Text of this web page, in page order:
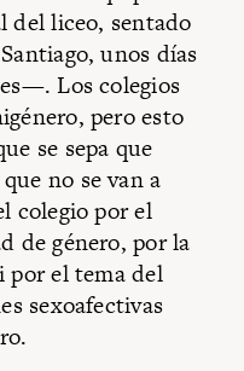
del liceo, sentado
unos días
Los colegios
pero esto
se sepa que
no se van a
colegio por el
de género, por la
por el tema del
sexoafectivas